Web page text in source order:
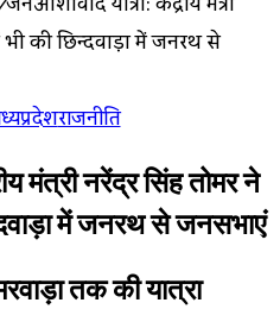
भी की छिन्दवाड़ा में जनरथ से
राजनीति
मंत्री नरेंद्र सिंह तोमर ने
में जनरथ से जनसभाएं
तक की यात्रा